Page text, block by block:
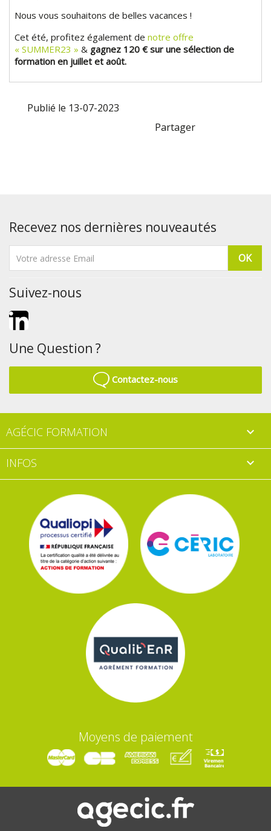
Nous vous souhaitons de belles vacances !
Cet été, profitez également denotre offre
« SUMMER23 » & gagnez 120 € sur une sélection de
formation en juillet et août.
Publié le 13-07-2023
Partager
Recevez nos dernières nouveautés
Suivez-nous
Une Question ?
Contactez-nous
AGÉCIC FORMATION 
INFOS 
Moyens de paiement